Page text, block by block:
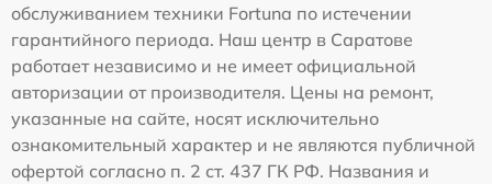
обслуживанием техники Fortuna по истечении
гарантийного периода. Наш центр в Саратове
работает независимо и не имеет официальной
авторизации от производителя. Цены на ремонт,
указанные на сайте, носят исключительно
ознакомительный характер и не являются публичной
офертой согласно п. 2 ст. 437 ГК РФ. Названия и